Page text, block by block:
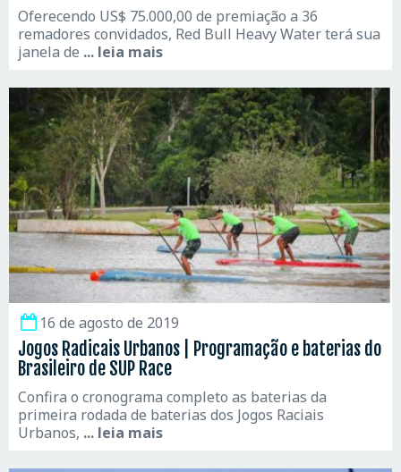
Oferecendo US$ 75.000,00 de premiação a 36
remadores convidados, Red Bull Heavy Water terá sua
janela de ... leia mais
16 de agosto de 2019
Jogos Radicais Urbanos | Programação e baterias do
Brasileiro de SUP Race
Confira o cronograma completo as baterias da
primeira rodada de baterias dos Jogos Raciais
Urbanos, ... leia mais